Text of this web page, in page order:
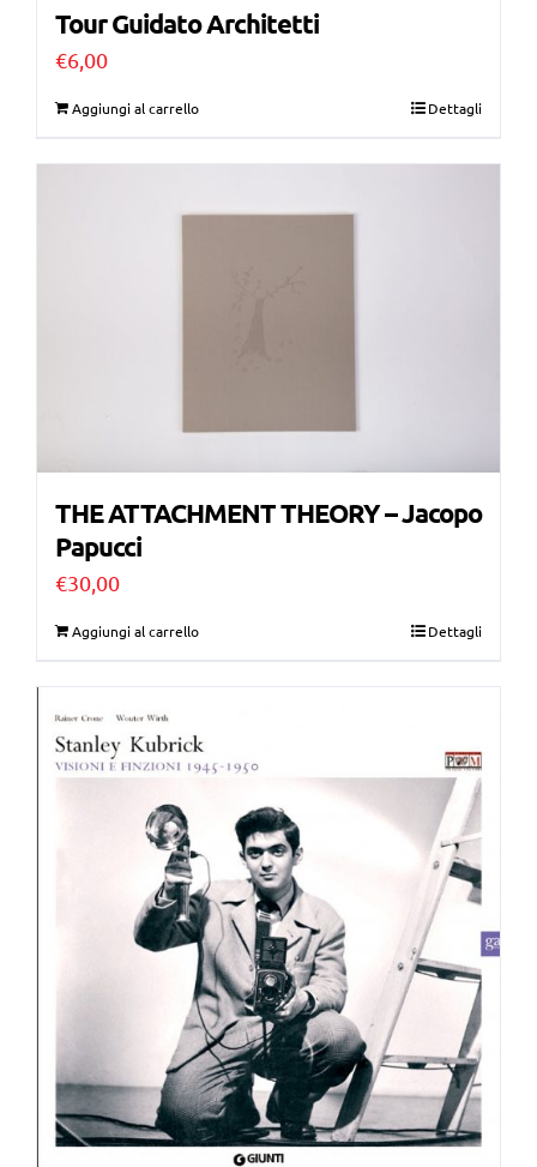
Tour Guidato Architetti
€6,00
Aggiungi al carrello Dettagli
THE ATTACHMENT THEORY – Jacopo
Papucci
€30,00
Aggiungi al carrello Dettagli